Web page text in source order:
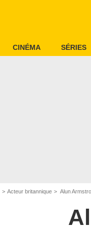
CINÉMA SÉRIES
Acteur britannique Alun